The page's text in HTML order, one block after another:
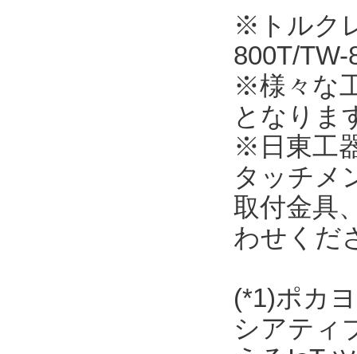
※トルク
800T/
※様々な
となりま
※日東工
タッチメ
取付金具
わせくだ
(*1)ポカ
シアティ